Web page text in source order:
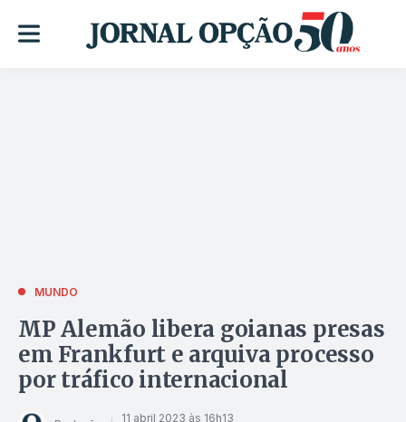
MUNDO
MP Alemão libera goianas presas
em Frankfurt e arquiva processo
por tráfico internacional
11 abril 2023 às 16h13